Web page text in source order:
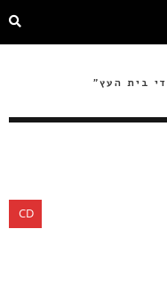
בית העץ”
CD